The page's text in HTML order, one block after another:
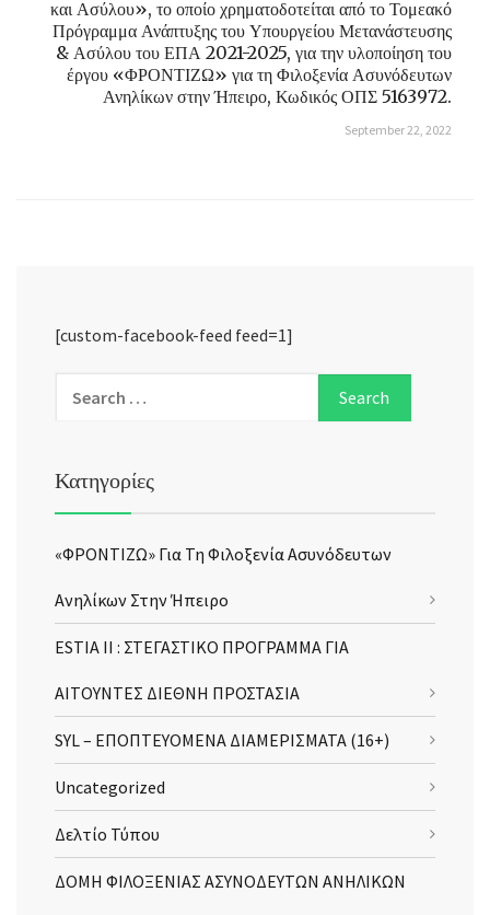
και Ασύλου», το οποίο χρηματοδοτείται από το Τομεακό
Πρόγραμμα Ανάπτυξης του Υπουργείου Μετανάστευσης
& Ασύλου του ΕΠΑ 2021-2025, για την υλοποίηση του
έργου «ΦΡΟΝΤΙΖΩ» για τη Φιλοξενία Ασυνόδευτων
Ανηλίκων στην Ήπειρο, Κωδικός ΟΠΣ 5163972.
September 22, 2022
[custom-facebook-feed feed=1]
Κατηγορίες
«ΦΡΟΝΤΙΖΩ» Για Τη Φιλοξενία Ασυνόδευτων
Ανηλίκων Στην Ήπειρο
ESTIA II : ΣΤΕΓΑΣΤΙΚΟ ΠΡΟΓΡΑΜΜΑ ΓΙΑ
ΑΙΤΟΥΝΤΕΣ ΔΙΕΘΝΗ ΠΡΟΣΤΑΣΙΑ
SYL – ΕΠΟΠΤΕΥΟΜΕΝΑ ΔΙΑΜΕΡΙΣΜΑΤΑ (16+)
Uncategorized
Δελτίο Τύπου
ΔΟΜΗ ΦΙΛΟΞΕΝΙΑΣ ΑΣΥΝΟΔΕΥΤΩΝ ΑΝΗΛΙΚΩΝ